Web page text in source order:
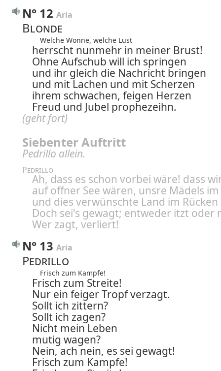
N° 12 Aria
Blonde
Welche Wonne, welche Lust
herrscht nunmehr in meiner Brust!
Ohne Aufschub will ich springen
und ihr gleich die Nachricht bringen
und mit Lachen und mit Scherzen
ihrem schwachen, feigen Herzen
Freud und Jubel prophezeihn.
(geht fort)
Siebenter Auftritt
Pedrillo allein.
Pedrillo
Ah, dass es schon vorbei wäre! dass
auf offner See wären, unsre Mädels
und dies verwünschte Land im
Doch sei's gewagt; entweder itzt oder
Wer zagt, verliert!
N° 13 Aria
Pedrillo
Frisch zum Kampfe!
Frisch zum Streite!
Nur ein feiger Tropf verzagt.
Sollt ich zittern?
Sollt ich zagen?
Nicht mein Leben
mutig wagen?
Nein, ach nein, es sei gewagt!
Frisch zum Kampfe!